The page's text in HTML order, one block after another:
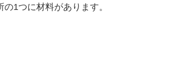
の1つに材料があります。